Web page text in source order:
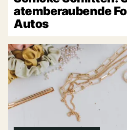
atemberaubende
Autos